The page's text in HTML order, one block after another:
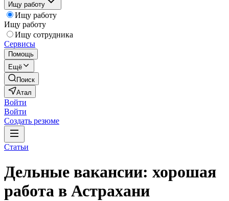
Ищу работу
Ищу работу
Ищу работу
Ищу сотрудника
Сервисы
Помощь
Ещё
Поиск
Атал
Войти
Войти
Создать резюме
Статьи
Дельные вакансии: хорошая
работа в Астрахани